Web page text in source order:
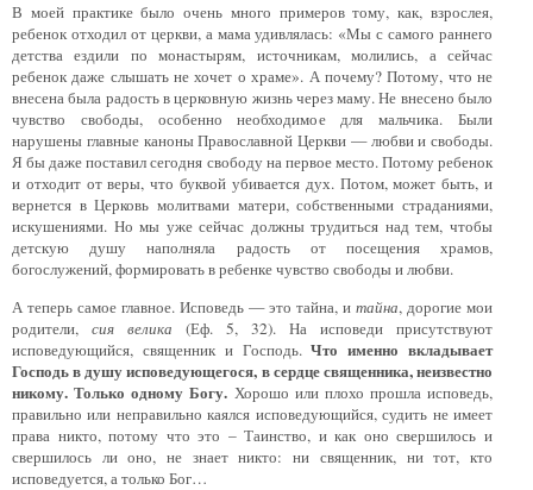
В моей практике было очень много примеров тому, как, взрослея,
ребенок отходил от церкви, а мама удивлялась: «Мы с самого раннего
детства ездили по монастырям, источникам, молились, а сейчас
ребенок даже слышать не хочет о храме». А почему? Потому, что не
внесена была радость в церковную жизнь через маму. Не внесено было
чувство свободы, особенно необходимое для мальчика. Были
нарушены главные каноны Православной Церкви — любви и свободы.
Я бы даже поставил сегодня свободу на первое место. Потому ребенок
и отходит от веры, что буквой убивается дух. Потом, может быть, и
вернется в Церковь молитвами матери, собственными страданиями,
искушениями. Но мы уже сейчас должны трудиться над тем, чтобы
детскую душу наполняла радость от посещения храмов,
богослужений, формировать в ребенке чувство свободы и любви.
А теперь самое главное. Исповедь — это тайна, и тайна, дорогие мои
родители, сия велика (Еф. 5, 32). На исповеди присутствуют
исповедующийся, священник и Господь.Что именно вкладывает
Господь в душу исповедующегося, в сердце священника, неизвестно
никому. Только одному Богу. Хорошо или плохо прошла исповедь,
правильно или неправильно каялся исповедующийся, судить не имеет
права никто, потому что это – Таинство, и как оно свершилось и
свершилось ли оно, не знает никто: ни священник, ни тот, кто
исповедуется, а только Бог…